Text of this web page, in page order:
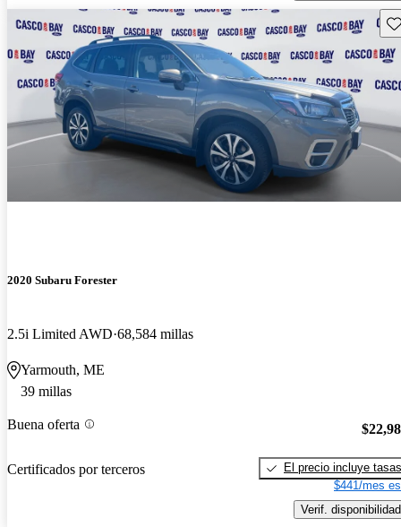
2020 Subaru Forester
2.5i Limited AWD 68,584 millas
Yarmouth, ME
39 millas
Buena oferta
Certificados por terceros
El precio incluye tasas
$441/mes
Verif. disponibilidad